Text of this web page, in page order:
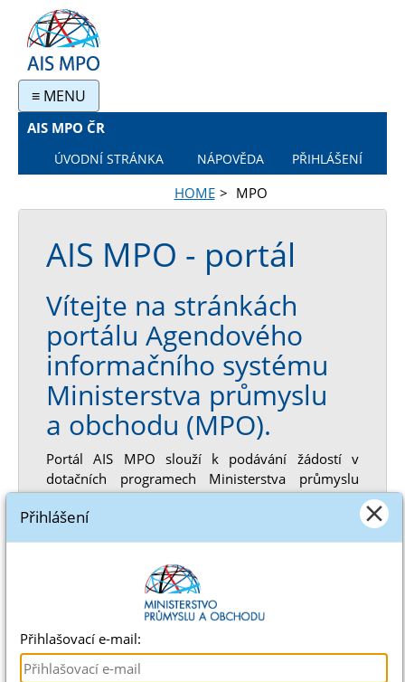
≡ MENU
AIS MPO ČR
ÚVODNÍ STRÁNKA NÁPOVĚDA PŘIHLÁŠENÍ
HOME MPO
AIS MPO - portál
Vítejte na stránkách
portálu Agendového
informačního systému
Ministerstva průmyslu
a obchodu (MPO).
Portál AIS MPO slouží k podávání žádostí v
dotačních programech Ministerstva průmyslu
a obchodu (MPO).
Výzvy s probíhajícím příjmem
Pomoc po povodních 2024
Program EFEKT III
Přihlášení
Přihlašovací e-mail: